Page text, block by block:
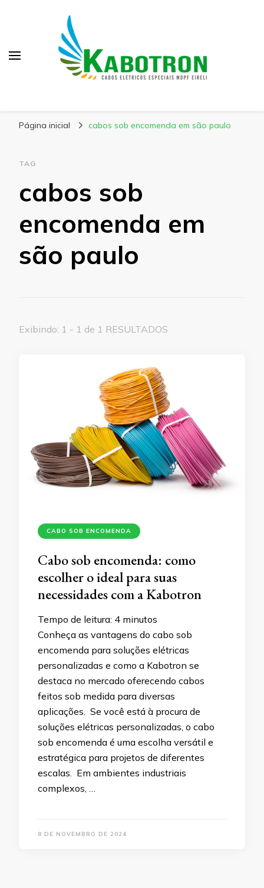
Página inicial cabos sob encomenda em são paulo
TAG
cabos sob
encomenda em
são paulo
Exibindo: 1 - 1 de 1 RESULTADOS
CABO SOB ENCOMENDA
Cabo sob encomenda: como
escolher o ideal para suas
necessidades com a Kabotron
Tempo de leitura: 4 minutos
Conheça as vantagens do cabo sob
encomenda para soluções elétricas
personalizadas e como a Kabotron se
destaca no mercado oferecendo cabos
feitos sob medida para diversas
aplicações. Se você está à procura de
soluções elétricas personalizadas, o cabo
sob encomenda é uma escolha versátil e
estratégica para projetos de diferentes
escalas. Em ambientes industriais
complexos, …
8 DE NOVEMBRO DE 2024